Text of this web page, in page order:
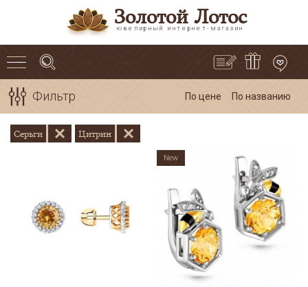
Золотой Лотос
ювелирный интернет-магазин
Фильтр По цене По названию
Серьги Цитрин
New